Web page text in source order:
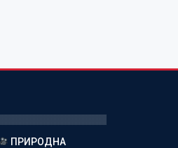
ПРИРОДНА